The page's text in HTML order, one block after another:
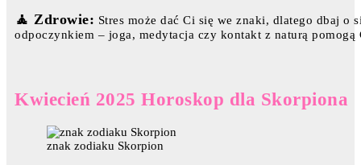
🧘 Zdrowie: Stres może dać Ci się we znaki, dlatego dbaj o
odpoczynkiem – joga, medytacja czy kontakt z naturą
Kwiecień 2025 Horoskop dla Skorpiona
znak zodiaku Skorpion